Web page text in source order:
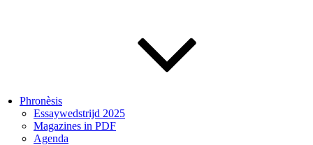
Phronèsis
Essaywedstrijd 2025
Magazines in PDF
Agenda